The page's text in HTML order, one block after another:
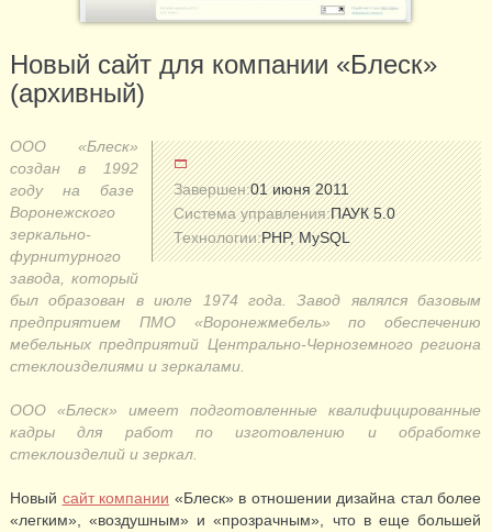
Новый сайт для компании «Блеск»
(архивный)
Завершен:01 июня 2011
Система управления:ПАУК 5.0
Технологии:PHP, MySQL
ООО «Блеск»
создан в 1992
году на базе
Воронежского
зеркально-
фурнитурного
завода, который
был образован в июле 1974 года. Завод являлся базовым
предприятием ПМО «Воронежмебель» по обеспечению
мебельных предприятий Центрально-Черноземного региона
стеклоизделиями и зеркалами.
ООО «Блеск» имеет подготовленные квалифицированные
кадры для работ по изготовлению и обработке
стеклоизделий и зеркал.
Новый сайт компании «Блеск» в отношении дизайна стал более
«легким», «воздушным» и «прозрачным», что в еще большей